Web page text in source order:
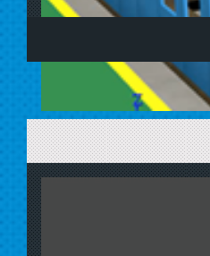
目前很多企业虽然开发了大
时序智能的设备大数据智能
为企业的管理提供决策支撑，